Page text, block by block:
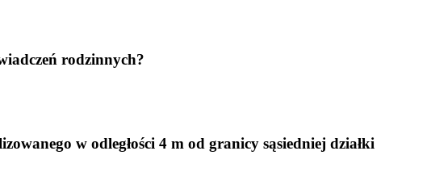
rodzinnych?
w odległości 4 m od granicy sąsiedniej działki